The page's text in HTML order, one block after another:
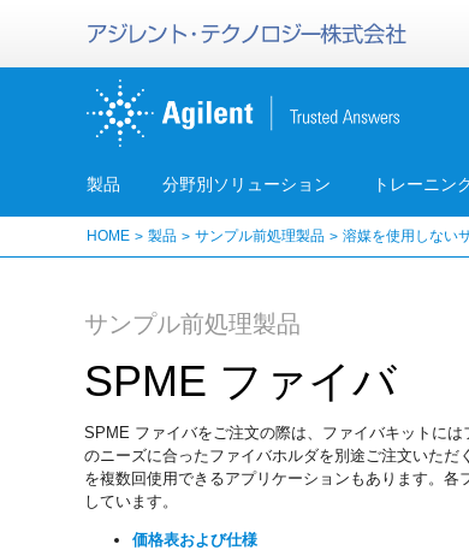
製品 分野別ソリューション トレーニン
HOME 製品 サンプル前処理製品 溶媒を使用しない
サンプル前処理製品
SPME ファイバ
SPME ファイバをご注文の際は、ファイバキットに
のニーズに合ったファイバホルダを別途ご注文いた
を複数回使用できるアプリケーションもあります。
しています。
価格表および仕様